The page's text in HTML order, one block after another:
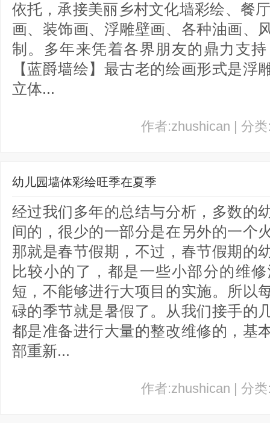
依托，承接美丽乡村文化墙彩绘、餐
画、装饰画、浮雕壁画、各种油画、
制。多年来凭着各界朋友的鼎力支
【蓝爵墙绘】最古老的绘画形式是浮
立体...
作者:zhushican | 分
幼儿园墙体彩绘旺季在夏季
经过我们多年的总结与分析，多数的
间的，很少的一部分是在另外的一个
那就是春节假期，不过，春节假期的
比较小的了，都是一些小部分的维
短，不能够进行大项目的实施。所以
碌的季节就是暑假了。从我们接手的
都是准备进行大量的整改维修的，基
部重新...
作者:zhushican | 分